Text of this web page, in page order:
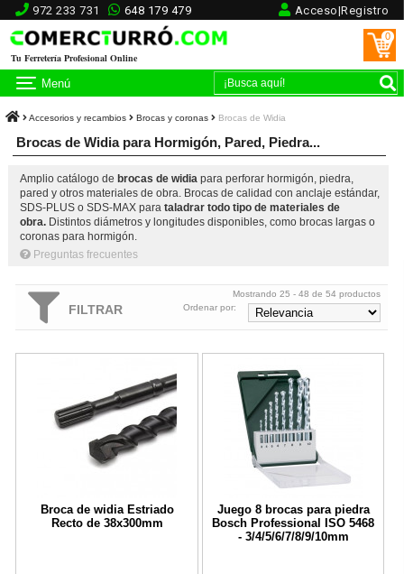
972 233 731 648 179 479 Acceso|Registro
Tu Ferretería Profesional Online
0
Menú
Accesorios y recambios Brocas y coronas Brocas de Widia
Brocas de Widia para Hormigón, Pared, Piedra...
Amplio catálogo de brocas de widia para perforar hormigón, piedra,
pared y otros materiales de obra. Brocas de calidad con anclaje estándar,
SDS-PLUS o SDS-MAX para taladrar todo tipo de materiales de
obra.Distintos diámetros y longitudes disponibles, como brocas largas o
coronas para hormigón.
Preguntas frecuentes
FILTRAR
Mostrando 25 - 48 de 54 productos
Ordenar por:
Broca de widia Estriado
Recto de 38x300mm
Juego 8 brocas para piedra
Bosch Professional ISO 5468
- 3/4/5/6/7/8/9/10mm